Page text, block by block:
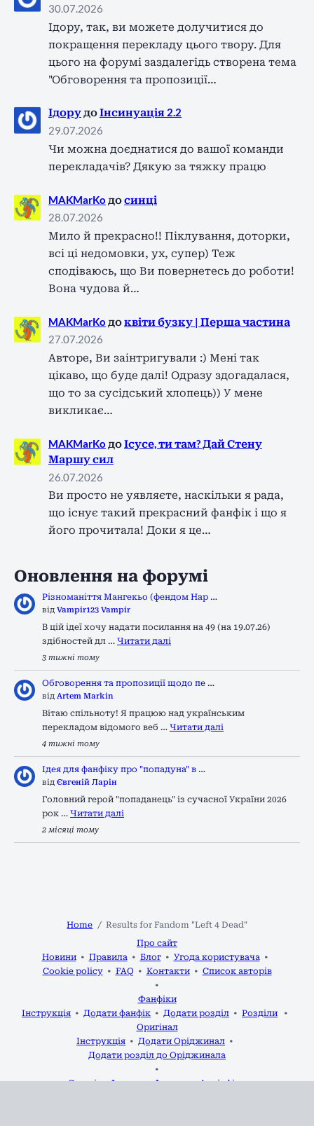
30.07.2026
Ідору, так, ви можете долучитися до
покращення перекладу цього твору. Для
цього на форумі заздалегідь створена тема
"Обговорення та пропозиції…
Ідору доІнсинуація 2.2
29.07.2026
Чи можна доєднатися до вашої команди
перекладачів? Дякую за тяжку працю
MAKMarKo досинці
28.07.2026
Мило й прекрасно!! Піклування, доторки,
всі ці недомовки, ух, супер) Теж
сподіваюсь, що Ви повернетесь до роботи!
Вона чудова й…
MAKMarKo доквіти бузку | Перша частина
27.07.2026
Авторе, Ви заінтригували :) Мені так
цікаво, що буде далі! Одразу здогадалася,
що то за сусідський хлопець)) У мене
викликає…
MAKMarKo доІсусе, ти там? Дай Стену
Маршу сил
26.07.2026
Ви просто не уявляєте, наскільки я рада,
що існує такий прекрасний фанфік і що я
його прочитала! Доки я це…
Оновлення на форумі
Різноманіття Мангекьо (фендом Нар …
від Vampir123 Vampir
В цій ідеї хочу надати посилання на 49 (на 19.07.26)
здібностей дл … Читати далі
3 тижні тому
Обговорення та пропозиції щодо пе …
від Artem Markin
Вітаю спільноту! Я працюю над українським
перекладом відомого веб … Читати далі
4 тижні тому
Ідея для фанфіку про "попадуна" в …
від Євгеній Ларін
Головний герой "попаданець" із сучасної України 2026
рок … Читати далі
2 місяці тому
Home
Results for Fandom "Left 4 Dead"
Про сайт
Новини
Правила Блог
Угода користувача
Cookie policy
FAQ Контакти Список авторів
Фанфіки
Інструкція
Додати фанфік Додати розділ
Розділи
Оригінал
Інструкція
Додати Оріджинал
Додати розділ до Оріджинала
Статті Форум Фанарт
Аудіофіки